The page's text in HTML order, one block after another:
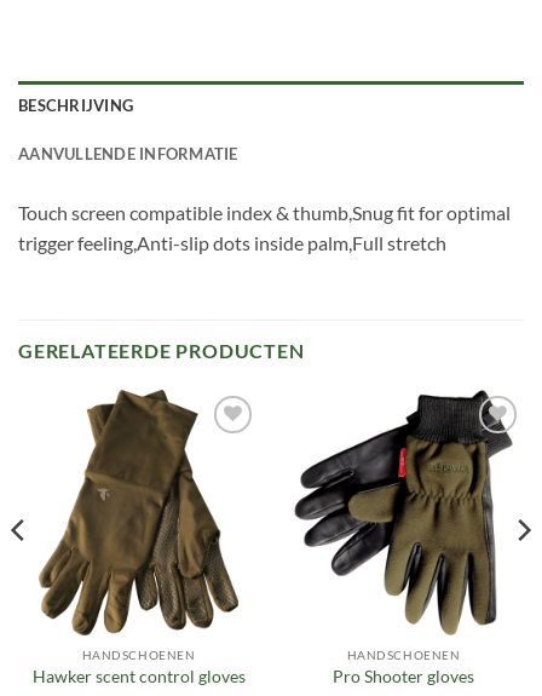
BESCHRIJVING
AANVULLENDE INFORMATIE
Touch screen compatible index & thumb,Snug fit for optimal
trigger feeling,Anti-slip dots inside palm,Full stretch
GERELATEERDE PRODUCTEN
Toevoegen
verlanglijst
HANDSCHOENEN
Hawker scent control gloves
Toevoegen
aan
verlanglijst
HANDSCHOENEN
Pro Shooter gloves